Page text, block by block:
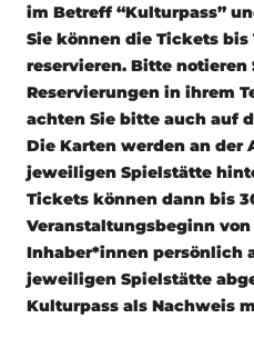
im Betreff “Kulturpass”
Sie können die Tickets bis
reservieren. Bitte notieren
Reservierungen in ihrem
achten Sie bitte auch auf
Die Karten werden an der
jeweiligen Spielstätte
Tickets können dann bis
Veranstaltungsbeginn
Inhaber*innen persönlich
jeweiligen Spielstätte
Kulturpass als Nachweis